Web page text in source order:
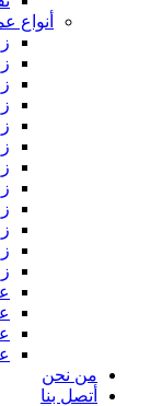
أنواع
من نحن
أتصل بنا